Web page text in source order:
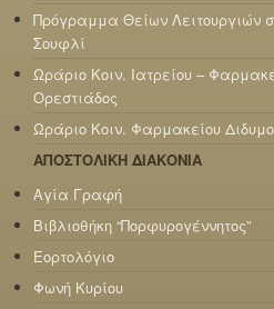
Πρόγραμμα Θείων Λειτουργιών
Σουφλί
Ωράριο Κοιν. Ιατρείου –
Ορεστιάδος
Ωράριο Κοιν. Φαρμακείου
ΑΠΟΣΤΟΛΙΚΗ ΔΙΑΚΟΝΙΑ
Αγία Γραφή
Βιβλιοθήκη “Πορφυρογέννητος”
Εορτολόγιο
Φωνή Κυρίου